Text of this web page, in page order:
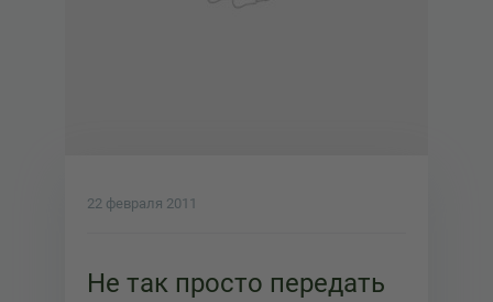
22 февраля 2011
Не так просто передать